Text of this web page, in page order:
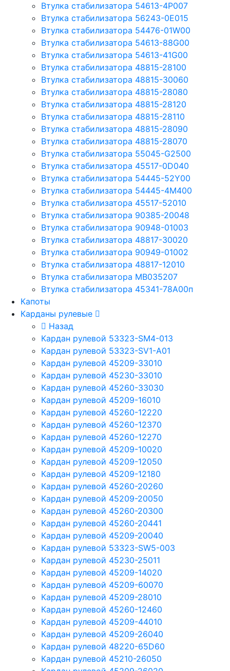
Втулка стабилизатора 54613-4P007
Втулка стабилизатора 56243-0E015
Втулка стабилизатора 54476-01W00
Втулка стабилизатора 54613-88G00
Втулка стабилизатора 54613-41G00
Втулка стабилизатора 48815-28100
Втулка стабилизатора 48815-30060
Втулка стабилизатора 48815-28080
Втулка стабилизатора 48815-28120
Втулка стабилизатора 48815-28110
Втулка стабилизатора 48815-28090
Втулка стабилизатора 48815-28070
Втулка стабилизатора 55045-G2500
Втулка стабилизатора 45517-0D040
Втулка стабилизатора 54445-52Y00
Втулка стабилизатора 54445-4M400
Втулка стабилизатора 45517-52010
Втулка стабилизатора 90385-20048
Втулка стабилизатора 90948-01003
Втулка стабилизатора 48817-30020
Втулка стабилизатора 90949-01002
Втулка стабилизатора 48817-12010
Втулка стабилизатора MB035207
Втулка стабилизатора 45341-78A00п
Капоты
Карданы рулевые
Назад
Кардан рулевой 53323-SM4-013
Кардан рулевой 53323-SV1-A01
Кардан рулевой 45209-33010
Кардан рулевой 45230-33010
Кардан рулевой 45260-33030
Кардан рулевой 45209-16010
Кардан рулевой 45260-12220
Кардан рулевой 45260-12370
Кардан рулевой 45260-12270
Кардан рулевой 45209-10020
Кардан рулевой 45209-12050
Кардан рулевой 45209-12180
Кардан рулевой 45260-20260
Кардан рулевой 45209-20050
Кардан рулевой 45260-20300
Кардан рулевой 45260-20441
Кардан рулевой 45209-20040
Кардан рулевой 53323-SW5-003
Кардан рулевой 45230-25011
Кардан рулевой 45209-14020
Кардан рулевой 45209-60070
Кардан рулевой 45209-28010
Кардан рулевой 45260-12460
Кардан рулевой 45209-44010
Кардан рулевой 45209-26040
Кардан рулевой 48220-65D60
Кардан рулевой 45210-26050